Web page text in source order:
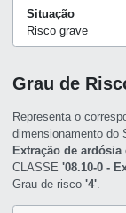
Situação
Risco grave
Grau de
Representa o
dimensionamento do
Extração de
CLASSE'08.10-0 -
Grau de risco'4'